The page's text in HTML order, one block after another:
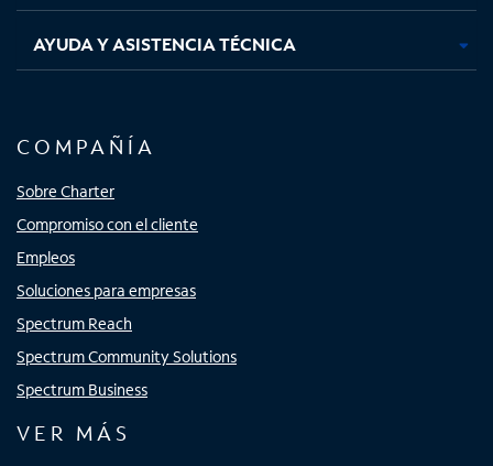
AYUDA Y ASISTENCIA TÉCNICA
COMPAÑÍA
Sobre Charter
Compromiso con el cliente
Empleos
Soluciones para empresas
Spectrum Reach
Spectrum Community Solutions
Spectrum Business
VER MÁS